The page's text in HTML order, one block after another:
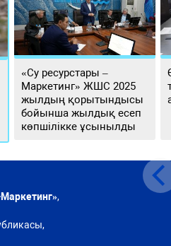
«Су ресурстары –
Маркетинг» ЖШС 2025
жылдың қорытындысы
бойынша жылдық есеп
көпшілікке ұсынылды
,